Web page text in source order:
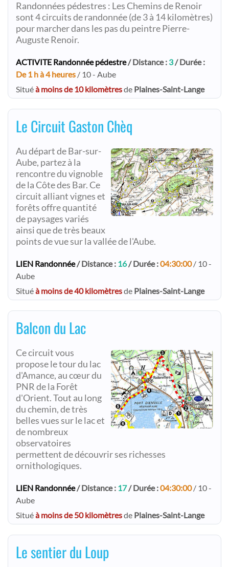
Randonnées pédestres : Les Chemins de Renoir
sont 4 circuits de randonnée (de 3 à 14 kilomètres)
pour marcher dans les pas du peintre Pierre-
Auguste Renoir.
ACTIVITE Randonnée pédestre/ Distance : 3/ Durée :
De 1 h à 4 heures / 10 - Aube
Situéà moins de 10 kilomètresde Plaines-Saint-Lange
Le Circuit Gaston Chèq
Au départ de Bar-sur-
Aube, partez à la
rencontre du vignoble
de la Côte des Bar. Ce
circuit alliant vignes et
forêts offre quantité
de paysages variés
ainsi que de très beaux
points de vue sur la vallée de l'Aube.
LIEN Randonnée/ Distance : 16/ Durée :04:30:00/ 10 -
Aube
Situéà moins de 40 kilomètresde Plaines-Saint-Lange
Balcon du Lac
Ce circuit vous
propose le tour du lac
d'Amance, au cœur du
PNR de la Forêt
d'Orient. Tout au long
du chemin, de très
belles vues sur le lac et
de nombreux
observatoires
permettent de découvrir ses richesses
ornithologiques.
LIEN Randonnée/ Distance : 17/ Durée :04:30:00/ 10 -
Aube
Situéà moins de 50 kilomètresde Plaines-Saint-Lange
Le sentier du Loup